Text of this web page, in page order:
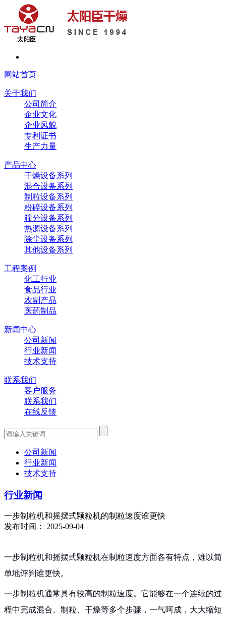
网站首页
关于我们
公司简介
企业文化
企业风貌
专利证书
生产力量
产品中心
干燥设备系列
混合设备系列
制粒设备系列
粉碎设备系列
筛分设备系列
热源设备系列
除尘设备系列
其他设备系列
工程案例
化工行业
食品行业
农副产品
医药制品
新闻中心
公司新闻
行业新闻
技术支持
联系我们
客户服务
联系我们
在线反馈
公司新闻
行业新闻
技术支持
行业新闻
一步制粒机和摇摆式颗粒机的制粒速度谁更快
发布时间： 2025-09-04
一步制粒机和摇摆式颗粒机在制粒速度方面各有特点，难以简
单地评判谁更快。
一步制粒机通常具有较高的制粒速度。它能够在一个连续的过
程中完成混合、制粒、干燥等多个步骤，一气呵成，大大缩短